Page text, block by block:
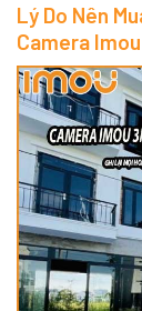
Lý Do Nên
Camera